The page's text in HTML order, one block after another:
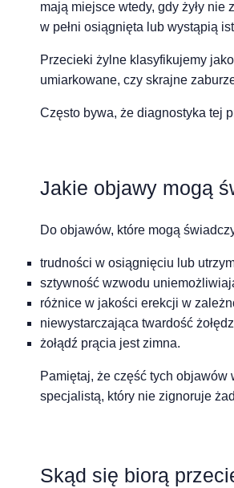
mają miejsce wtedy, gdy żyły
w pełni osiągnięta lub wystąpią
Przecieki żylne klasyfikujemy
umiarkowane, czy skrajne
Często bywa, że diagnostyka tej
Jakie objawy mogą
Do objawów, które mogą
trudności w osiągnięciu lub
sztywność wzwodu
różnice w jakości erekcji w
niewystarczająca twardość
żołądź prącia jest zimna.
Pamiętaj, że część tych
specjalistą, który nie zignoruje
Skąd się biorą